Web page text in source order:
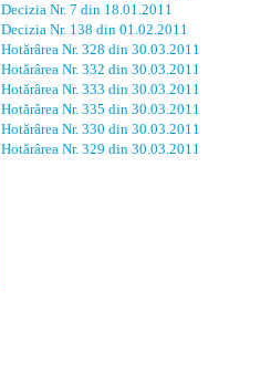
Decizia Nr. 7 din 18.01.2011
Decizia Nr. 138 din 01.02.2011
Hotărârea Nr. 328 din 30.03.2011
Hotărârea Nr. 332 din 30.03.2011
Hotărârea Nr. 333 din 30.03.2011
Hotărârea Nr. 335 din 30.03.2011
Hotărârea Nr. 330 din 30.03.2011
Hotărârea Nr. 329 din 30.03.2011